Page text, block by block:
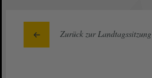
Zurück zur Landtagssitzung